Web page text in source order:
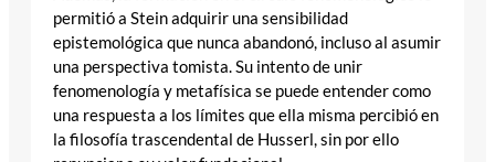
permitió a Stein adquirir una sensibilidad
epistemológica que nunca abandonó, incluso al asumir
una perspectiva tomista. Su intento de unir
fenomenología y metafísica se puede entender como
una respuesta a los límites que ella misma percibió en
la filosofía trascendental de Husserl, sin por ello